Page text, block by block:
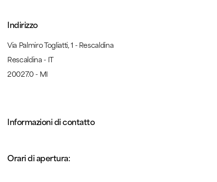
Indirizzo
Via Palmiro Togliatti, 1 - Rescaldina
Rescaldina - IT
20027.0 - MI
Informazioni di contatto
Orari di apertura: